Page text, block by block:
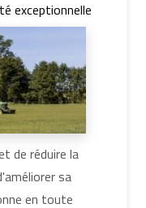
exceptionnelle
de réduire la
sa
en toute